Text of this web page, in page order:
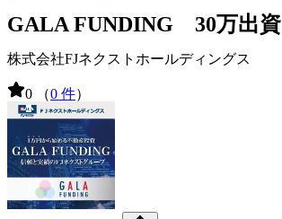
GALA FUNDING 30万出資
株式会社FJネクストホールディングス
0 （0 件）